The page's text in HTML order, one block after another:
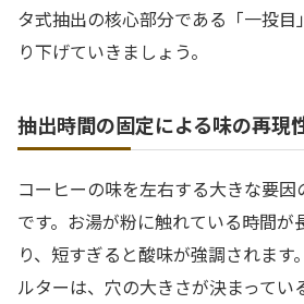
タ式抽出の核心部分である「一投
り下げていきましょう。
抽出時間の固定による味の再現
コーヒーの味を左右する大きな要因
です。お湯が粉に触れている時間が
り、短すぎると酸味が強調されます
ルターは、穴の大きさが決まってい